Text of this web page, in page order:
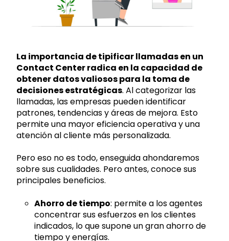
La importancia de tipificar llamadas en un
Contact Center radica en la capacidad de
obtener datos valiosos para la toma de
decisiones estratégicas. Al categorizar las
llamadas, las empresas pueden identificar
patrones, tendencias y áreas de mejora. Esto
permite una mayor eficiencia operativa y una
atención al cliente más personalizada.
Pero eso no es todo, enseguida ahondaremos
sobre sus cualidades. Pero antes, conoce sus
principales beneficios.
Ahorro de tiempo: permite a los agentes
concentrar sus esfuerzos en los clientes
indicados, lo que supone un gran ahorro de
tiempo y energías.